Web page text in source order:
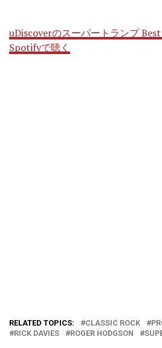
uDiscoverのスーパートランプ
Spotifyで聴く
RELATED TOPICS: CLASSIC ROCK
RICK DAVIES
ROGER HODGSON